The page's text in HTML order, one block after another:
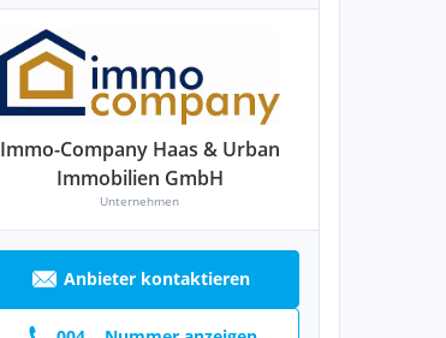
Immo-Company Haas & Urban
Immobilien GmbH
Unternehmen
Anbieter kontaktieren